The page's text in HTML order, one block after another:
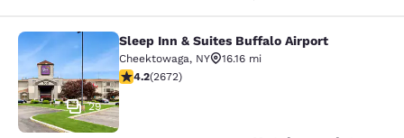
Sleep Inn & Suites Buffalo Airport
29
Sleep Inn & Suites Buffalo Airport
Cheektowaga, NY
16.16 mi
calificación de 4.19 estrellas. Muy bueno. 2672
4.2(2672)